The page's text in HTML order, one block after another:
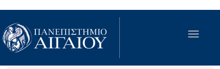
Παράκαμψη προς το κυρίως περιεχόμενο
Toggle